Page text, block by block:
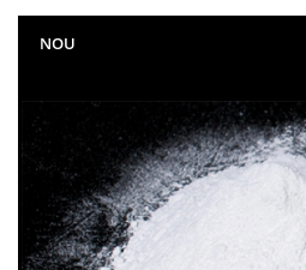
Freze
Aparate de Frezat %REFURBISHED%
Protetica
Anatomie redusa
Auxiliare
NOU